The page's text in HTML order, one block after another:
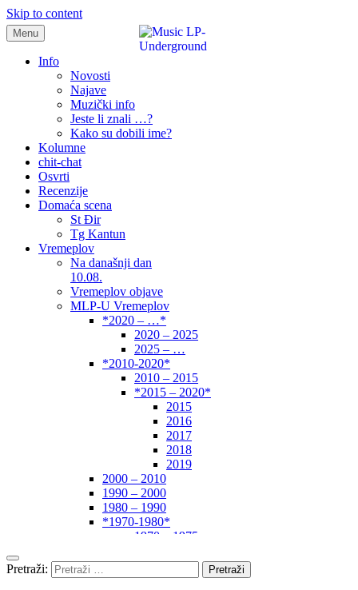
Skip to content
samo muzika i …..
Menu
Info
Novosti
Najave
Muzički info
Jeste li znali …?
Kako su dobili ime?
Kolumne
chit-chat
Osvrti
Recenzije
Domaća scena
St Đir
Tg Kantun
Vremeplov
Na današnji dan
10.08.
Vremeplov objave
MLP-U Vremeplov
*2020 – …*
2020 – 2025
2025 – …
*2010-2020*
2010 – 2015
*2015 – 2020*
2015
2016
2017
2018
2019
2000 – 2010
1990 – 2000
1980 – 1990
*1970-1980*
1970 – 1975
1960 – 1970
1950 – 1960
Pretraži: